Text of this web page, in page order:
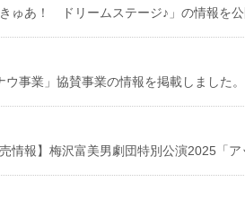
きゅあ！ ドリームステージ♪」の情報を
ウ事業」協賛事業の情報を掲載しました。
売情報】梅沢富美男劇団特別公演2025「